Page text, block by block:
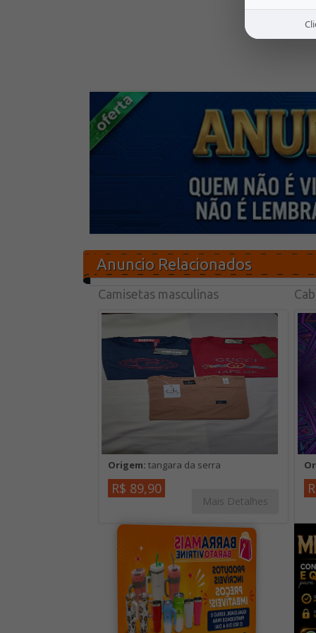
Anuncio Relacionados
Camisetas masculinas
Origem: tangara da serra
R$ 89,90
Mais Detalhes